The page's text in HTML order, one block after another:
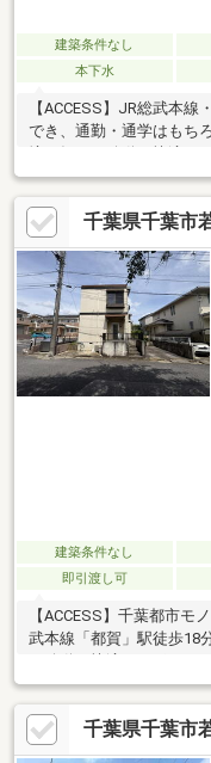
建築条件なし
本下水
【ACCESS】JR総武本
でき、通勤・通学はもち
はスーパーやドラッグス
実。日々のお買い物がし
境です。また、小学校や
にも安心のロケーション
る都賀の台エリア。利便
所で、ご家族が心地よく
か。毎日の暮らしにゆと
千葉県千葉市
建築条件なし
即引渡し可
【ACCESS】千葉都市モ
武本線「都賀」駅徒歩18
の移動を快適にサポート
整形地。前面道路は約
恵まれた開放感ある住環
2分。お子様の通学時間
世帯に嬉しい安心のロケ
千葉県千葉市